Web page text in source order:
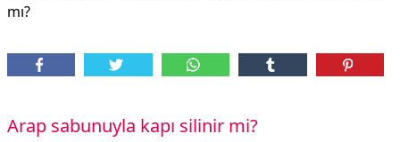
mı?
Arap sabunuyla kapı silinir mi?